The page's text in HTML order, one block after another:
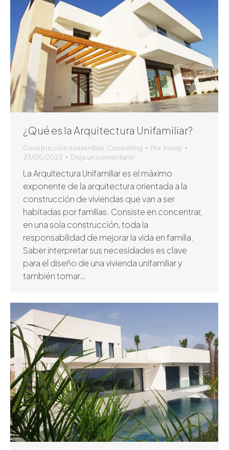
¿Qué es la Arquitectura Unifamiliar?
Construcción sostenible Consulting Por Josep
23/05/2023
Deja un comentario
La Arquitectura Unifamiliar es el máximo
exponente de la arquitectura orientada a la
construcción de viviendas que van a ser
habitadas por familias. Consiste en concentrar,
en una sola construcción, toda la
responsabilidad de mejorar la vida en familia.
Saber interpretar sus necesidades es clave
para el diseño de una vivienda unifamiliar y
también tomar…